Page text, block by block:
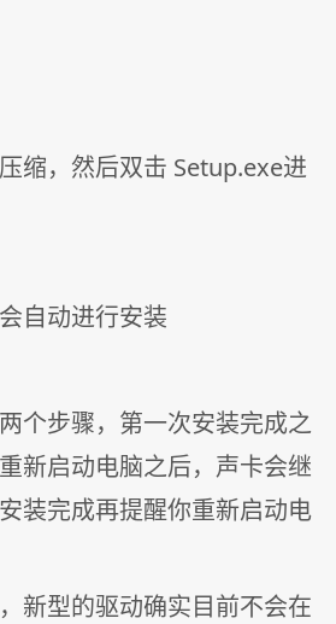
缩，然后双击 Setup.exe进
自动进行安装
个步骤，第一次安装完成之
新启动电脑之后，声卡会继
装完成再提醒你重新启动电
新型的驱动确实目前不会在